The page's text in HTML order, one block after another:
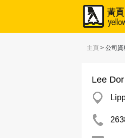
主頁 > 公司資
Lee